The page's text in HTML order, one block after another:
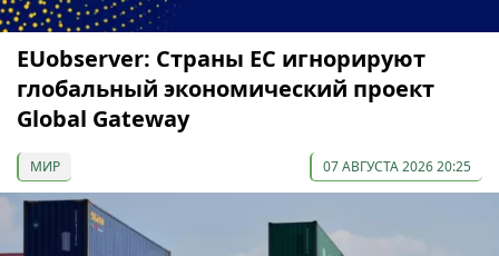
EUobserver: Страны ЕС игнорируют
глобальный экономический проект
Global Gateway
МИР 07 АВГУСТА 2026 20:25